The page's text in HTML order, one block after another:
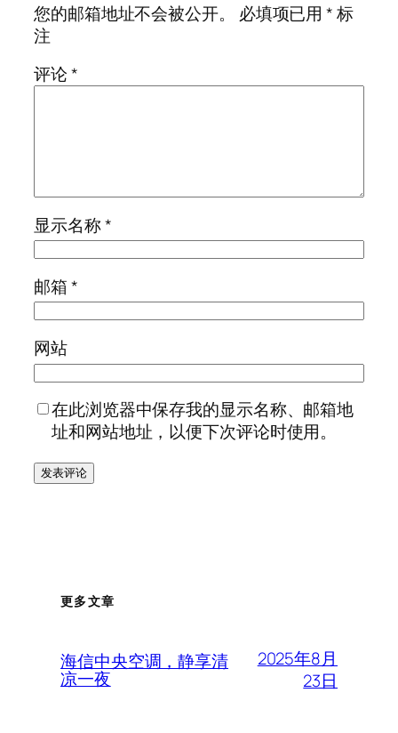
您的邮箱地址不会被公开。
必填项已用*标
注
评论*
显示名称*
邮箱*
网站
在此浏览器中保存我的显示名称、邮箱地
址和网站地址，以便下次评论时使用。
更多文章
海信中央空调，静享清
凉一夜
2025年8月
23日